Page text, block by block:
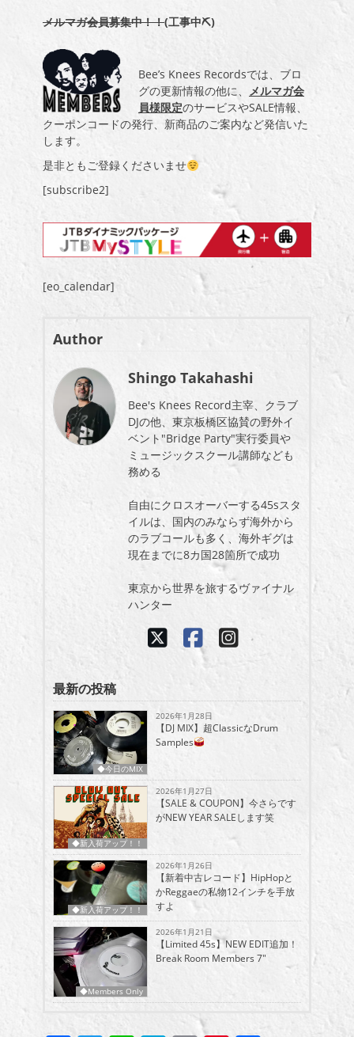
メルマガ会員募集中！！(工事中⛏)
Bee’s Knees Recordsでは、ブロ
グの更新情報の他に、 メルマガ会
員様限定のサービスやSALE情報、
クーポンコードの発行、新商品のご案内など発信いた
します。
是非ともご登録くださいませ
[subscribe2]
[eo_calendar]
Author
Shingo Takahashi
Bee's Knees Record主宰、クラブ
DJの他、東京板橋区協賛の野外イ
ベント"Bridge Party"実行委員や
ミュージックスクール講師なども
務める
自由にクロスオーバーする45sスタ
イルは、国内のみならず海外から
のラブコールも多く、海外ギグは
現在までに8カ国28箇所で成功
東京から世界を旅するヴァイナル
ハンター
最新の投稿
◆今日のMIX
2026年1月28日
【DJ MIX】超ClassicなDrum
Samples
◆新入荷アップ！！
2026年1月27日
【SALE & COUPON】今さらです
がNEW YEAR SALEします笑
◆新入荷アップ！！
2026年1月26日
【新着中古レコード】HipHopと
かReggaeの私物12インチを手放
すよ
◆Members Only
2026年1月21日
【Limited 45s】NEW EDIT追加！
Break Room Members 7″